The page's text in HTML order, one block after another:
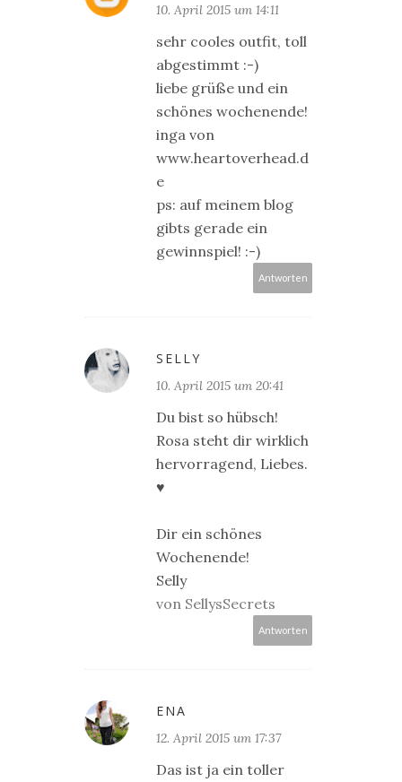
10. April 2015 um 14:11
sehr cooles outfit, toll
abgestimmt :-)
liebe grüße und ein
schönes wochenende!
inga von
www.heartoverhead.d
e
ps: auf meinem blog
gibts gerade ein
gewinnspiel! :-)
Antworten
SELLY
10. April 2015 um 20:41
Du bist so hübsch!
Rosa steht dir wirklich
hervorragend, Liebes.
♥
Dir ein schönes
Wochenende!
Selly
von SellysSecrets
Antworten
ENA
12. April 2015 um 17:37
Das ist ja ein toller